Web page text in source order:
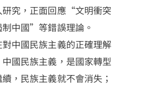
研究，正面回應“文明衝突
中國”等錯誤理論。
中國民族主義的正確理解
國民族主義，是國家轉型
，民族主義就不會消失；